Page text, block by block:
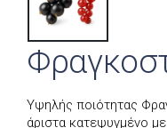
Υψηλής ποιότητας
άριστα κατεψυγμένο